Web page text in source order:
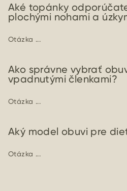
Aké topánky
plochými nohami a
Otázka ...
Ako správne vybrať
vpadnutými členkami?
Otázka ...
Aký model obuvi pre
Otázka ...